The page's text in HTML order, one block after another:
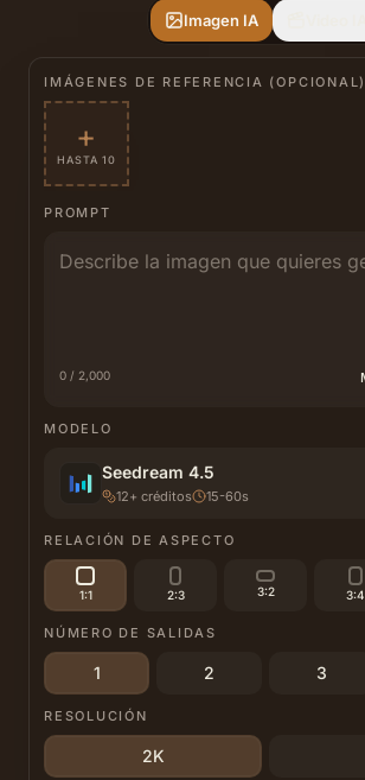
Imagen IA
IMÁGENES DE REFERENCIA (OPCIONAL)
+
HASTA 10
PROMPT
0 / 2,000
MODELO
Seedream 4.5
12+ créditos 15-60s
RELACIÓN DE ASPECTO
1:1 2:3 3:2 3:4
NÚMERO DE SALIDAS
1 2 3
RESOLUCIÓN
2K